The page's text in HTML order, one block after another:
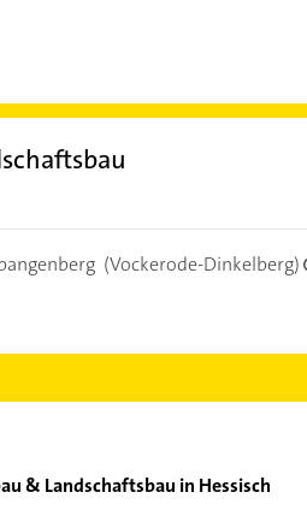
(Vockerode-Dinkelberg)
& Landschaftsbau in Hessisch